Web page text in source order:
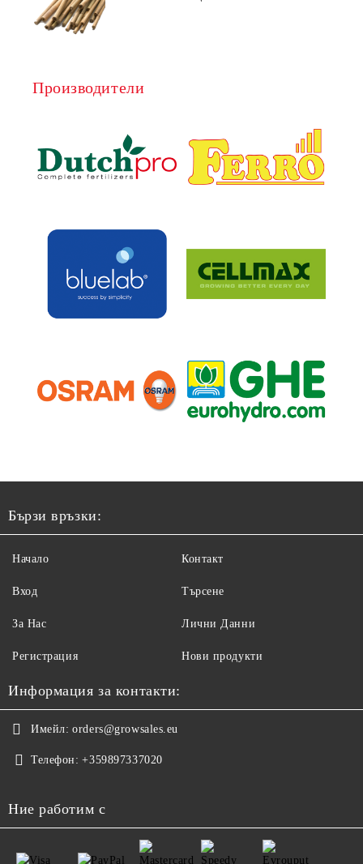
Производители
Бързи връзки:
Начало
Вход
За Нас
Регистрация
Контакт
Търсене
Лични Данни
Нови продукти
Информация за контакти:
Имейл: orders@growsales.eu
Телефон: +359897337020
Ние работим с